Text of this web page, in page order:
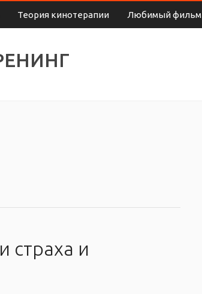
Теория кинотерапии Любимый фильм
страха и